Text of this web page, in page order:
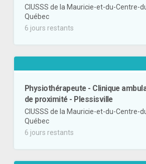
CIUSSS de la Mauricie-et-du-Centre-
Québec
6 jours restants
Physiothérapeute - Clinique
de proximité - Plessisville
CIUSSS de la Mauricie-et-du-Centre-
Québec
6 jours restants